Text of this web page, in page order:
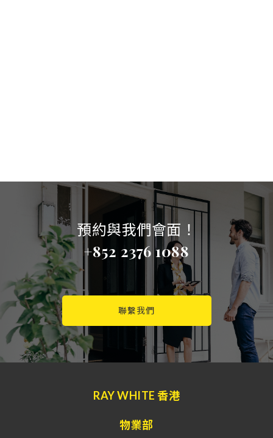
預約與我們會面！
+852 2376 1088
聯繫我們
RAY WHITE 香港
物業部